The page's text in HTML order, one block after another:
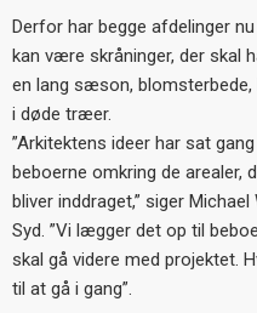
Derfor har begge afdelinger
kan være skråninger, der skal
en lang sæson,
i døde træer.
”Arkitektens ideer har sat
beboerne omkring de arealer,
bliver inddraget,” siger
Syd. ”Vi lægger det op til
skal gå videre med projektet.
til at gå i gang”.